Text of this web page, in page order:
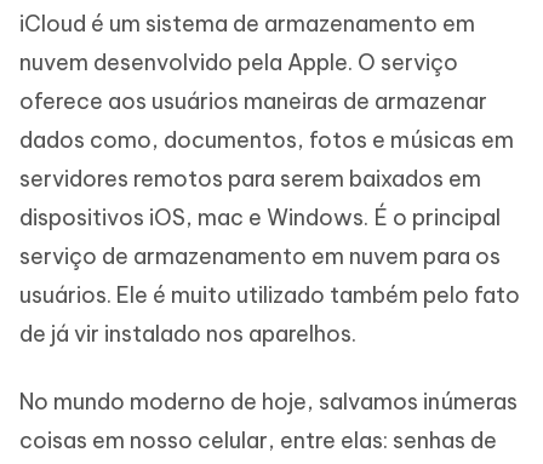
iAnyGo
iCloud é um sistema de armazenamento em
nuvem desenvolvido pela Apple. O serviço
oferece aos usuários maneiras de armazenar
dados como, documentos, fotos e músicas em
servidores remotos para serem baixados em
dispositivos iOS, mac e Windows. É o principal
serviço de armazenamento em nuvem para os
usuários. Ele é muito utilizado também pelo fato
de já vir instalado nos aparelhos.
No mundo moderno de hoje, salvamos inúmeras
coisas em nosso celular, entre elas: senhas de